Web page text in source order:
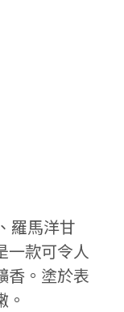
羅馬洋甘
一款可令人
香。塗於表